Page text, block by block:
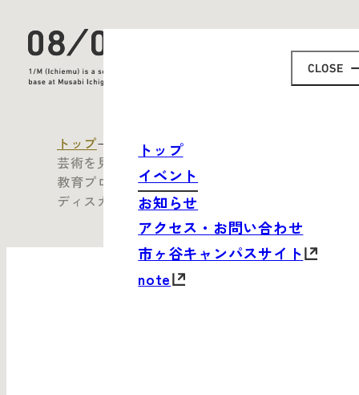
トップ
イベント
お知らせ
アクセス・お問い合わせ
市ヶ谷キャンパスサイト
note
トップ
すべてのイベント
芸術を見る眼——美術教育と先端技術／芸術
教育プログラム『eye for art』体験会＋公開
ディスカッション